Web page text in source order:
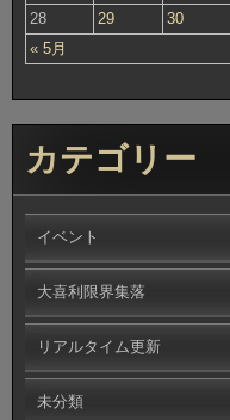
« 5月
28
29 30
カテゴリー
イベント
大喜利限界集落
リアルタイム更新
未分類